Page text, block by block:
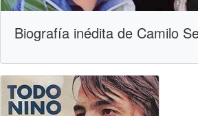
Biografía inédita de Camilo